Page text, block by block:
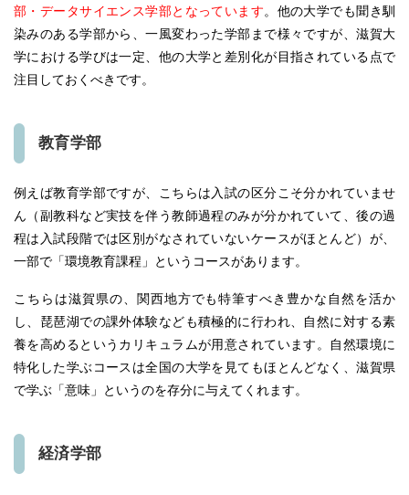
部・データサイエンス学部となっています。他の大学でも聞き馴
染みのある学部から、一風変わった学部まで様々ですが、滋賀大
学における学びは一定、他の大学と差別化が目指されている点で
注目しておくべきです。
教育学部
例えば教育学部ですが、こちらは入試の区分こそ分かれていませ
ん（副教科など実技を伴う教師過程のみが分かれていて、後の過
程は入試段階では区別がなされていないケースがほとんど）が、
一部で「環境教育課程」というコースがあります。
こちらは滋賀県の、関西地方でも特筆すべき豊かな自然を活か
し、琵琶湖での課外体験なども積極的に行われ、自然に対する素
養を高めるというカリキュラムが用意されています。自然環境に
特化した学ぶコースは全国の大学を見てもほとんどなく、滋賀県
で学ぶ「意味」というのを存分に与えてくれます。
経済学部